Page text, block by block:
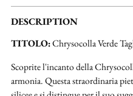
Aggiungere
un
al
carrello...
DESCRIPTION
TITOLO:Chrysocolla Verde
Scoprite l'incanto della
armonia. Questa straordinaria